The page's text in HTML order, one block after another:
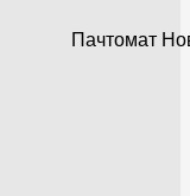
Пачтомат